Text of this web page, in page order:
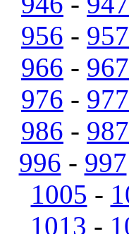
956 - 957
966 - 967
976 - 977
986 - 987
996 - 997
1005 -
1013 -